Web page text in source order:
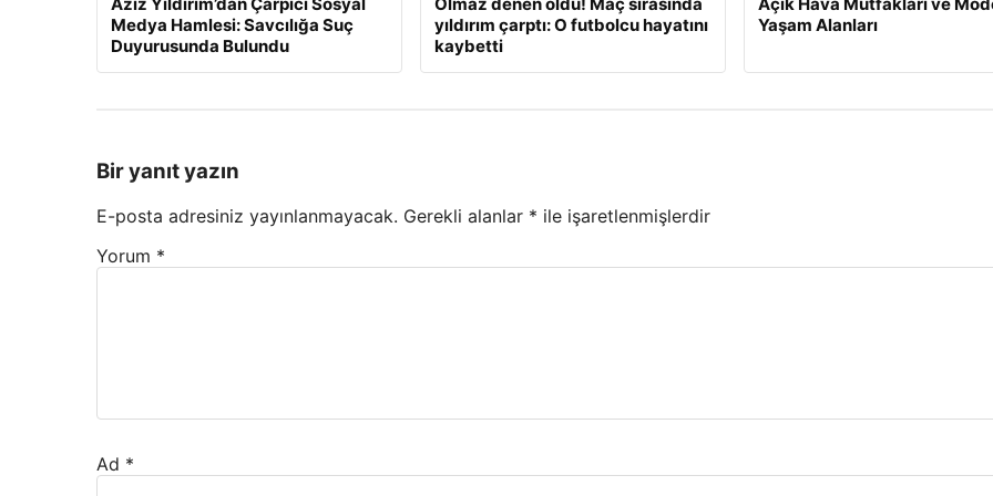
Aziz Yıldırım’dan Çarpıcı Sosyal
Medya Hamlesi: Savcılığa Suç
Duyurusunda Bulundu
Olmaz denen oldu! Maç sırasında
yıldırım çarptı: O futbolcu hayatını
kaybetti
Açık Hava Mutfakları ve
Yaşam Alanları
Bir yanıt yazın
E-posta adresiniz yayınlanmayacak. Gerekli alanlar * ile işaretlenmişlerdir
Yorum *
Ad *